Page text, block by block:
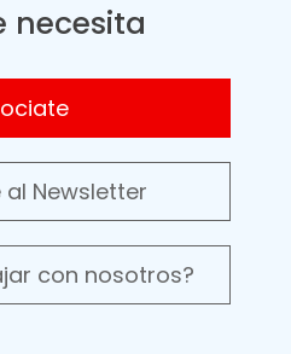
necesita
al Newsletter
con nosotros?